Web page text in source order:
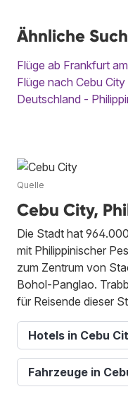
Ähnliche
Flüge ab Frankfurt
Flüge nach Cebu City
Deutschland -
Quelle
Cebu City,
Die Stadt hat
mit Philippinischer
zum Zentrum von
Bohol-Panglao.
für Reisende dieser
Hotels in Cebu
Fahrzeuge in